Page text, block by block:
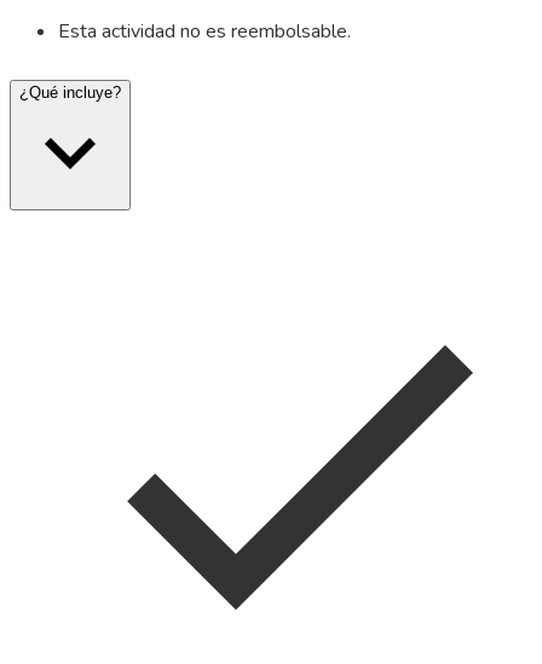
Esta actividad no es reembolsable.
¿Qué incluye?